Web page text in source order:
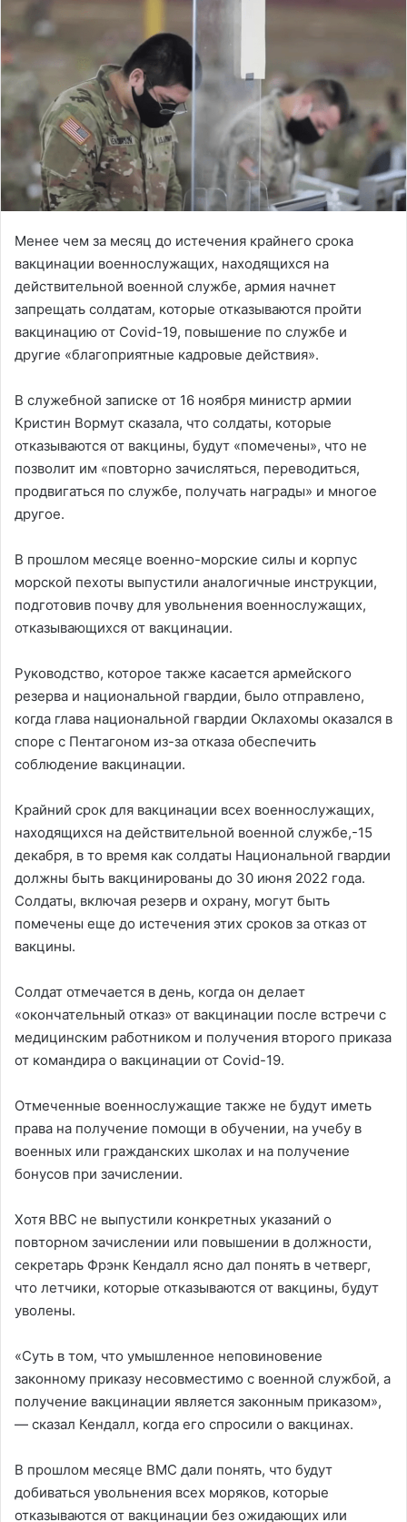
Менее чем за месяц до истечения крайнего срока
вакцинации военнослужащих, находящихся на
действительной военной службе, армия начнет
запрещать солдатам, которые отказываются пройти
вакцинацию от Covid-19, повышение по службе и
другие «благоприятные кадровые действия».
В служебной записке от 16 ноября министр армии
Кристин Вормут сказала, что солдаты, которые
отказываются от вакцины, будут «помечены», что не
позволит им «повторно зачисляться, переводиться,
продвигаться по службе, получать награды» и многое
другое.
В прошлом месяце военно-морские силы и корпус
морской пехоты выпустили аналогичные инструкции,
подготовив почву для увольнения военнослужащих,
отказывающихся от вакцинации.
Руководство, которое также касается армейского
резерва и национальной гвардии, было отправлено,
когда глава национальной гвардии Оклахомы оказался в
споре с Пентагоном из-за отказа обеспечить
соблюдение вакцинации.
Крайний срок для вакцинации всех военнослужащих,
находящихся на действительной военной службе,-15
декабря, в то время как солдаты Национальной гвардии
должны быть вакцинированы до 30 июня 2022 года.
Солдаты, включая резерв и охрану, могут быть
помечены еще до истечения этих сроков за отказ от
вакцины.
Солдат отмечается в день, когда он делает
«окончательный отказ» от вакцинации после встречи с
медицинским работником и получения второго приказа
от командира о вакцинации от Covid-19.
Отмеченные военнослужащие также не будут иметь
права на получение помощи в обучении, на учебу в
военных или гражданских школах и на получение
бонусов при зачислении.
Хотя ВВС не выпустили конкретных указаний о
повторном зачислении или повышении в должности,
секретарь Фрэнк Кендалл ясно дал понять в четверг,
что летчики, которые отказываются от вакцины, будут
уволены.
«Суть в том, что умышленное неповиновение
законному приказу несовместимо с военной службой, а
получение вакцинации является законным приказом»,
— сказал Кендалл, когда его спросили о вакцинах.
В прошлом месяце ВМС дали понять, что будут
добиваться увольнения всех моряков, которые
отказываются от вакцинации без ожидающих или